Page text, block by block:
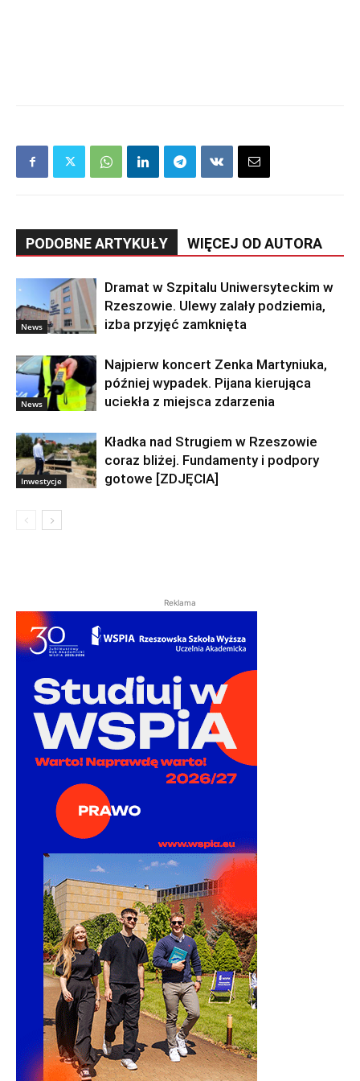
PODOBNE ARTYKUŁY WIĘCEJ OD AUTORA
News
Dramat w Szpitalu Uniwersyteckim w
Rzeszowie. Ulewy zalały podziemia,
izba przyjęć zamknięta
News
Najpierw koncert Zenka Martyniuka,
później wypadek. Pijana kierująca
uciekła z miejsca zdarzenia
Inwestycje
Kładka nad Strugiem w Rzeszowie
coraz bliżej. Fundamenty i podpory
gotowe [ZDJĘCIA]
Reklama